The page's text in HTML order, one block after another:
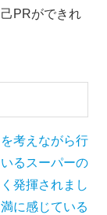
PRができれ
考えながら行
るスーパーの
発揮されまし
に感じている